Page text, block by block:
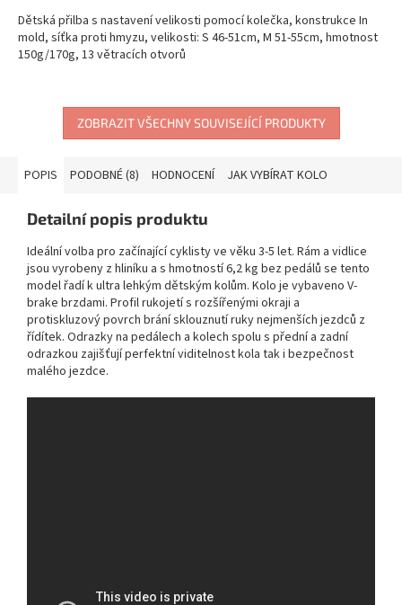
Dětská přilba s nastavení velikosti pomocí kolečka, konstrukce In
mold, síťka proti hmyzu, velikosti: S 46-51cm, M 51-55cm, hmotnost
150g/170g, 13 větracích otvorů
ZOBRAZIT VŠECHNY SOUVISEJÍCÍ PRODUKTY
POPIS PODOBNÉ (8) HODNOCENÍ JAK VYBÍRAT KOLO
Detailní popis produktu
Ideální volba pro začínající cyklisty ve věku 3-5 let. Rám a vidlice
jsou vyrobeny z hliníku a s hmotností 6,2 kg bez pedálů se tento
model řadí k ultra lehkým dětským kolům. Kolo je vybaveno V-
brake brzdami. Profil rukojetí s rozšířenými okraji a
protiskluzový povrch brání sklouznutí ruky nejmenších jezdců z
řídítek. Odrazky na pedálech a kolech spolu s přední a zadní
odrazkou zajišťují perfektní viditelnost kola tak i bezpečnost
malého jezdce.